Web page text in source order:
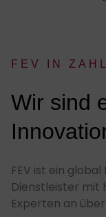
FEV IN
:
Wir sind
FEV ist ein
Dienstleister mit
Experten an